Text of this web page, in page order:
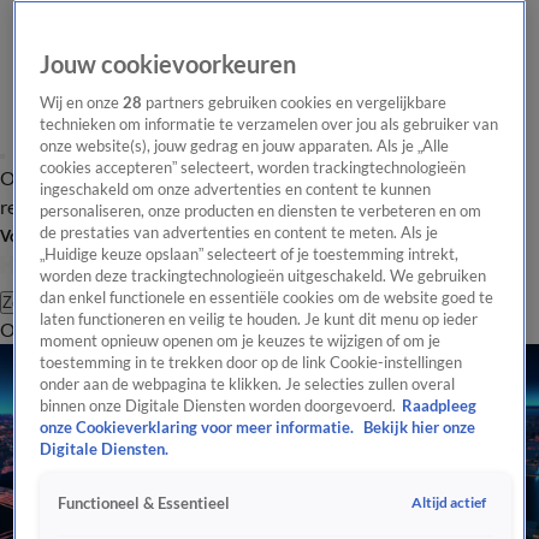
Overzicht Laatste nieuws Regionieuws Het beste van Hart
Tip de
redactie
Volg Hart van Nederland
Zoeken
OverzichtRegioUitzendingenWeerTip de redactiePanelVideo's
Jouw cookievoorkeuren
Wij en onze28 partners gebruiken cookies en vergelijkbare
technieken om informatie te verzamelen over jou als gebruiker van
onze website(s), jouw gedrag en jouw apparaten. Als je „Alle
cookies accepteren” selecteert, worden trackingtechnologieën
ingeschakeld om onze advertenties en content te kunnen
personaliseren, onze producten en diensten te verbeteren en om
de prestaties van advertenties en content te meten. Als je
„Huidige keuze opslaan” selecteert of je toestemming intrekt,
worden deze trackingtechnologieën uitgeschakeld. We gebruiken
dan enkel functionele en essentiële cookies om de website goed te
laten functioneren en veilig te houden. Je kunt dit menu op ieder
moment opnieuw openen om je keuzes te wijzigen of om je
toestemming in te trekken door op de link Cookie-instellingen
onder aan de webpagina te klikken. Je selecties zullen overal
binnen onze Digitale Diensten worden doorgevoerd. Raadpleeg
onze Cookieverklaring voor meer informatie.
Bekijk hier onze
Digitale Diensten.
Functioneel & Essentieel Altijd actief